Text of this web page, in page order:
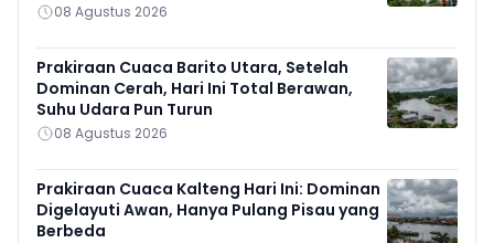
08 Agustus 2026
Prakiraan Cuaca Barito Utara, Setelah
Dominan Cerah, Hari Ini Total Berawan,
Suhu Udara Pun Turun
08 Agustus 2026
Prakiraan Cuaca Kalteng Hari Ini: Dominan
Digelayuti Awan, Hanya Pulang Pisau yang
Berbeda